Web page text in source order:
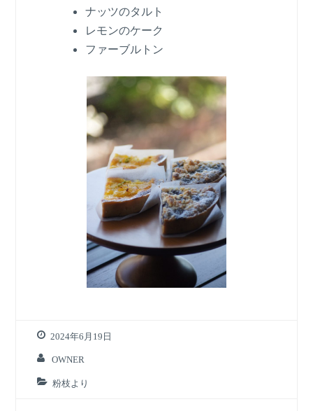
ナッツのタルト
レモンのケーク
ファーブルトン
2024年6月19日
OWNER
粉枝より